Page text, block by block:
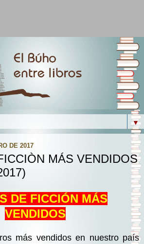
▼
DE 2017
MÁS VENDIDOS
DE FICCIÓN MÁS
VENDIDOS
más vendidos en nuestro país